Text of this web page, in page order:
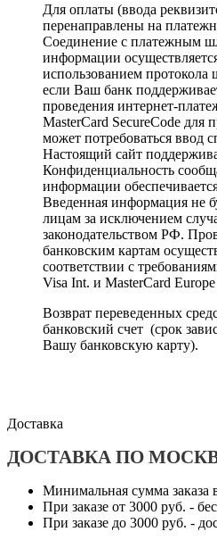
Для оплаты (ввода
перенаправлены на
Соединение с платежным
информации
использованием
если Ваш банк
проведения интернет-
MasterCard SecureCode для
может потребоваться ввод
Настоящий сайт
Конфиденциальность
информации
Введенная информация не
лицам за исключением
законодательством РФ.
банковским картам
соответствии с
Visa Int. и MasterCard
Возврат переведенных
банковский счет (срок
Вашу банковскую карту).
Доставка
ДОСТАВКА ПО
Минимальная сумма заказа
При заказе от 3000 руб. -
При заказе до 3000 руб. -